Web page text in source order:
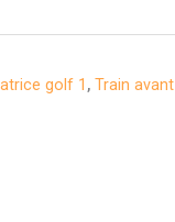
golf 1 ,Train avant